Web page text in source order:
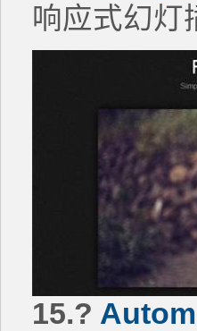
响应式幻灯
15.?